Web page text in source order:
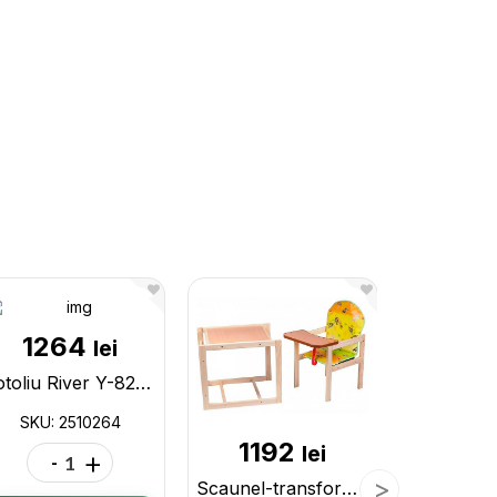
1264 lei
Fotoliu River Y-820-W,gri 2510264
SKU: 2510264
- + 1192 lei
Scaunel-transformer p/u hrana 34987